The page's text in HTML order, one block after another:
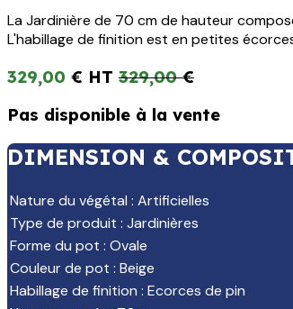
La Jardinière de 70 cm de hauteur
L'habillage de finition est en petites
329,00 € 329,00€
Pas disponible à la vente
DIMENSION &
Nature du végétal : Artificielles
Type de produit : Jardinières
Forme du pot : Ovale
Couleur de pot : Beige
Habillage de finition : Ecorces de pin